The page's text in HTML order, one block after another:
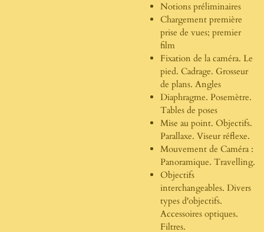
Notions préliminaires
Chargement première
prise de vues; premier
film
Fixation de la caméra. Le
pied. Cadrage. Grosseur
de plans. Angles
Diaphragme. Posemètre.
Tables de poses
Mise au point. Objectifs.
Parallaxe. Viseur réflexe.
Mouvement de Caméra :
Panoramique. Travelling.
Objectifs
interchangeables. Divers
types d'objectifs.
Accessoires optiques.
Filtres.